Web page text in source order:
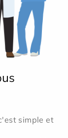
simple et